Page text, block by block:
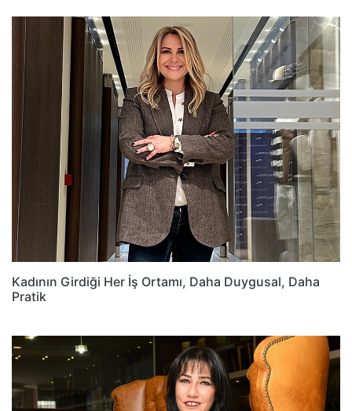
Kadının Girdiği Her İş Ortamı, Daha Duygusal, Daha
Pratik